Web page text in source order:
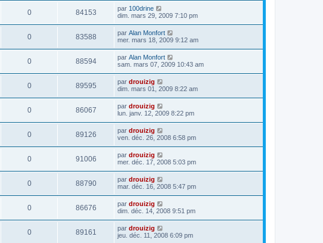
0 84153 par 100drine
dim. mars 29, 2009 7:10 pm
0 83588 par Alan Monfort
mer. mars 18, 2009 9:12 am
0 88594 par Alan Monfort
sam. mars 07, 2009 10:43 am
0 89595 par drouizig
dim. mars 01, 2009 8:22 am
0 86067 par drouizig
lun. janv. 12, 2009 8:22 pm
0 89126 par drouizig
ven. déc. 26, 2008 6:58 pm
0 91006 par drouizig
mer. déc. 17, 2008 5:03 pm
0 88790 par drouizig
mar. déc. 16, 2008 5:47 pm
0 86676 par drouizig
dim. déc. 14, 2008 9:51 pm
0 89161 par drouizig
jeu. déc. 11, 2008 6:09 pm